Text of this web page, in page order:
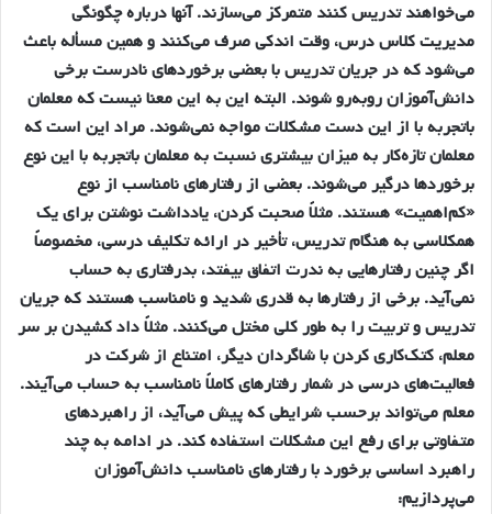
مي‌خواهند تدريس كنند متمركز مي‌سازند. آنها درباره چگونگي
مديريت كلاس درس، وقت اندكي صرف مي‌كنند و همين مسأله باعث
مي‌شود كه در جريان تدريس با بعضي برخوردهاي نادرست برخي
دانش‌آموزان رو‌به‌رو شوند. البته اين به اين معنا نيست كه معلمان
باتجربه با از اين دست مشكلات مواجه نمي‌شوند. مراد اين است كه
معلمان تازه‌كار به ميزان بيشتري نسبت به معلمان باتجربه با اين نوع
برخوردها درگير مي‌شوند. بعضي از رفتارهاي نامناسب از نوع
«كم‌اهميت» هستند. مثلاً صحبت كردن، يادداشت نوشتن براي يك
همكلاسي به هنگام تدريس، تأخير در ارائه تكليف درسي، مخصوصاً
اگر چنين رفتارهايي به ندرت اتفاق بيفتد، بدرفتاري به حساب
نمي‌آيد. برخي از رفتارها به قدري شديد و نامناسب هستند كه جريان
تدريس و تربيت را به طور كلي مختل مي‌كنند. مثلاً داد كشيدن بر سر
معلم، كتك‌كاري كردن با شاگردان ديگر، امتناع از شركت در
فعاليت‌هاي درسي در شمار رفتارهاي كاملاً نامناسب به حساب مي‌آيند.
معلم مي‌تواند برحسب شرايطي كه پيش مي‌آيد، از راهبردهاي
متفاوتي براي رفع اين مشكلات استفاده كند. در ادامه به چند
راهبرد اساسي برخورد با رفتارهاي نامناسب دانش‌آموزان
مي‌پردازيم: